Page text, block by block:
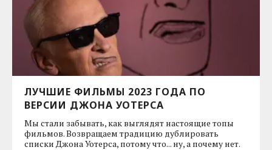
ЛУЧШИЕ ФИЛЬМЫ 2023 ГОДА ПО
ВЕРСИИ ДЖОНА УОТЕРСА
Мы стали забывать, как выглядят настоящие топы
фильмов. Возвращаем традицию дублировать
списки Джона Уотерса, потому что... ну, а почему нет.